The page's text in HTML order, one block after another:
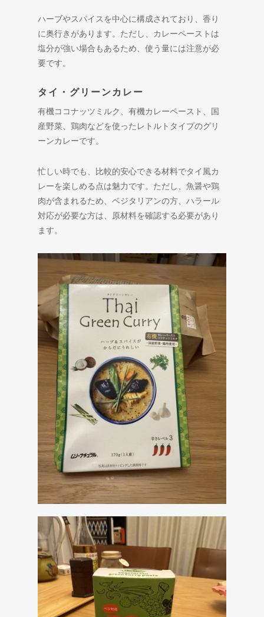
ハーブやスパイスを中心に構成されており、香り
に奥行きがあります。ただし、カレーペーストは
塩分が強い場合もあるため、使う量には注意が必
要です。
タイ・グリーンカレー
有機ココナッツミルク、有機カレーペースト、国
産野菜、鶏肉などを使ったレトルトタイプのグリ
ーンカレーです。
忙しい時でも、比較的安心できる材料でタイ風カ
レーを楽しめる点は魅力です。ただし、魚醤や鶏
肉が含まれるため、ベジタリアンの方、ハラール
対応が必要な方は、原材料を確認する必要があり
ます。